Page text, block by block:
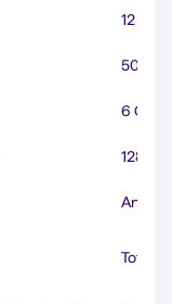
12
5000
6 GB /
128
Tot